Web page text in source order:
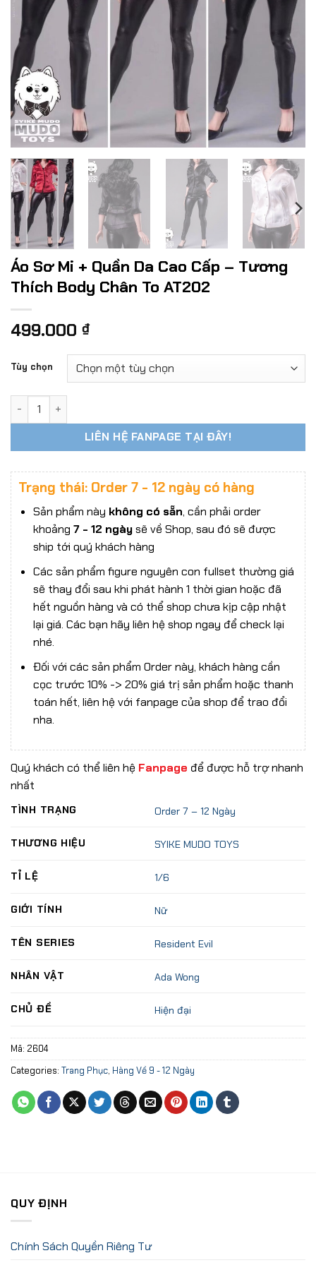
Áo Sơ Mi + Quần Da Cao Cấp – Tương
Thích Body Chân To AT202
499.000 ₫
Tùy chọn
Áo Sơ Mi + Quần Da Cao Cấp – Tương Thích Body Chân To
LIÊN HỆ FANPAGE TẠI ĐÂY!
Trạng thái: Order 7 - 12 ngày có hàng
Sản phẩm này không có sẵn, cần phải order
khoảng 7 - 12 ngàysẽ về Shop, sau đó sẽ được
ship tới quý khách hàng
Các sản phẩm figure nguyên con fullset thường giá
sẽ thay đổi sau khi phát hành 1 thời gian hoặc đã
hết nguồn hàng và có thể shop chưa kịp cập nhật
lại giá. Các bạn hãy liên hệ shop ngay để check lại
nhé.
Đối với các sản phẩm Order này, khách hàng cần
cọc trước 10% -> 20% giá trị sản phẩm hoặc thanh
toán hết, liên hệ với fanpage của shop để trao đổi
nha.
Quý khách có thể liên hệ Fanpage để được hỗ trợ nhanh
nhất
TÌNH TRẠNG Order 7 – 12 Ngày
THƯƠNG HIỆU SYIKE MUDO TOYS
TỈ LỆ 1/6
GIỚI TÍNH Nữ
TÊN SERIES Resident Evil
NHÂN VẬT Ada Wong
CHỦ ĐỀ Hiện đại
Mã: 2604
Categories: Trang Phục, Hàng Về 9 - 12 Ngày
QUY ĐỊNH
Chính Sách Quyền Riêng Tư